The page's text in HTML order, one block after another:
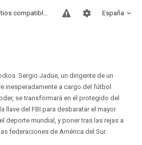
España
Sitios compatibles
Sergio Jadue, un dirigente de un
inesperadamente a cargo del fútbol
se transformará en el protegido del
llave del FBI para desbaratar el mayor
deporte mundial, y poner tras las rejas a
federaciones de América del Sur.